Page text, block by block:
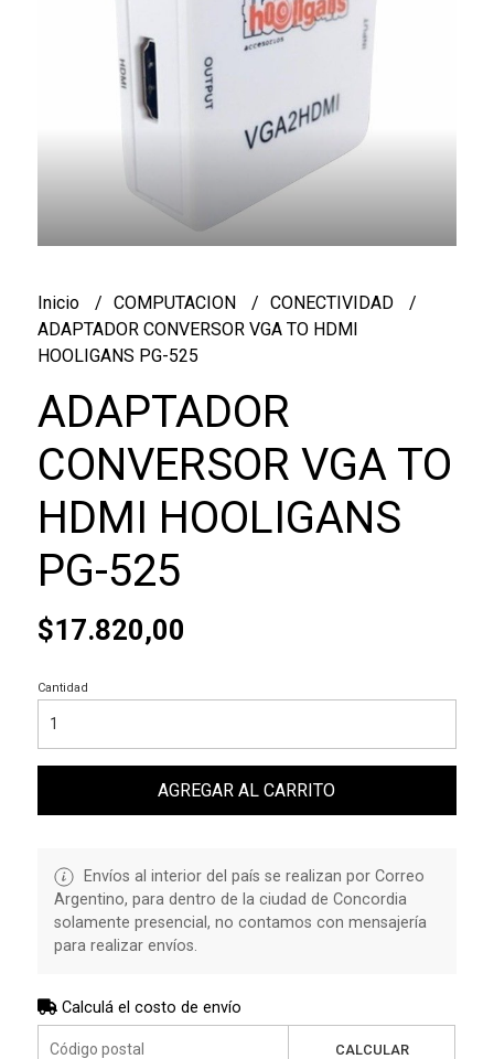
Inicio COMPUTACION
CONECTIVIDAD
ADAPTADOR CONVERSOR VGA TO HDMI
HOOLIGANS PG-525
ADAPTADOR
CONVERSOR VGA TO
HDMI HOOLIGANS
PG-525
$17.820,00
Cantidad
AGREGAR AL CARRITO
Envíos al interior del país se realizan por Correo
Argentino, para dentro de la ciudad de Concordia
solamente presencial, no contamos con mensajería
para realizar envíos.
Calculá el costo de envío
CALCULAR